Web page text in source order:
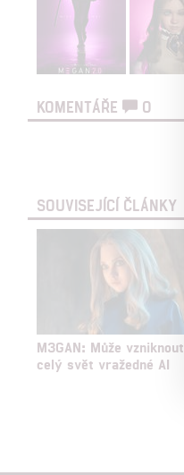
KOMENTÁŘE 0
SOUVISEJÍCÍ ČLÁNKY
M3GAN: Může vzniknout
celý svět vražedné AI